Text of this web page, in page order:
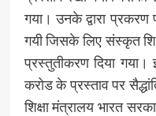
गया। उनके द्वारा प्रकरण
गयी जिसके लिए संस्कृत
प्रस्तुतीकरण दिया गया।
करोड के प्रस्ताव पर
शिक्षा मंत्रालय भारत